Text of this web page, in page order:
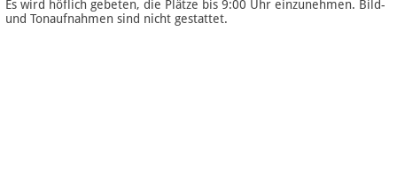
Es wird höflich gebeten, die Plätze bis 9:00 Uhr einzunehmen. Bild-
und Tonaufnahmen sind nicht gestattet.